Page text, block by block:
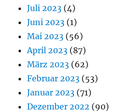
Juli 2023 (4)
Juni 2023 (1)
Mai 2023 (56)
April 2023 (87)
März 2023 (62)
Februar 2023 (53)
Januar 2023 (71)
Dezember 2022 (90)